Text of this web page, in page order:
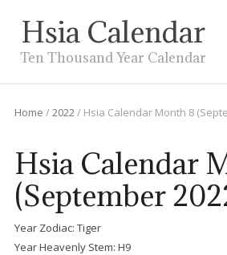
Hsia Calendar
Ten Thousand Year Calendar
Home /2022/ Hsia Calendar Month 8
Hsia Calendar
(September
Year Zodiac: Tiger
Year Heavenly Stem: H9